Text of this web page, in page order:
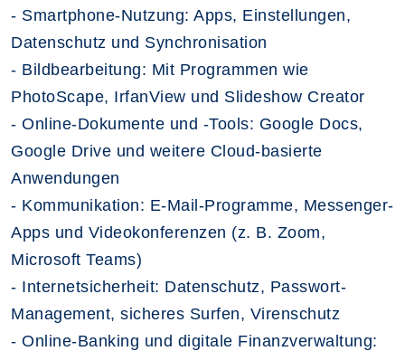
- Smartphone-Nutzung: Apps, Einstellungen,
Datenschutz und Synchronisation
- Bildbearbeitung: Mit Programmen wie
PhotoScape, IrfanView und Slideshow Creator
- Online-Dokumente und -Tools: Google Docs,
Google Drive und weitere Cloud-basierte
Anwendungen
- Kommunikation: E-Mail-Programme, Messenger-
Apps und Videokonferenzen (z. B. Zoom,
Microsoft Teams)
- Internetsicherheit: Datenschutz, Passwort-
Management, sicheres Surfen, Virenschutz
- Online-Banking und digitale Finanzverwaltung: